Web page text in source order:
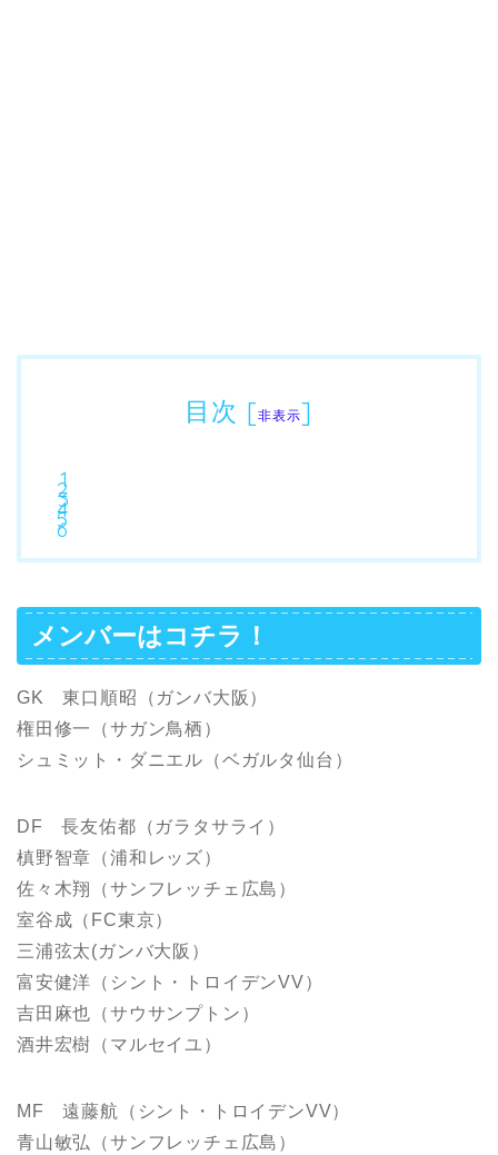
目次 [非表示]
メンバーはコチラ！
GK 東口順昭（ガンバ大阪）
権田修一（サガン鳥栖）
シュミット・ダニエル（ベガルタ仙台）
DF 長友佑都（ガラタサライ）
槙野智章（浦和レッズ）
佐々木翔（サンフレッチェ広島）
室谷成（FC東京）
三浦弦太(ガンバ大阪）
富安健洋（シント・トロイデンVV）
吉田麻也（サウサンプトン）
酒井宏樹（マルセイユ）
MF 遠藤航（シント・トロイデンVV）
青山敏弘（サンフレッチェ広島）